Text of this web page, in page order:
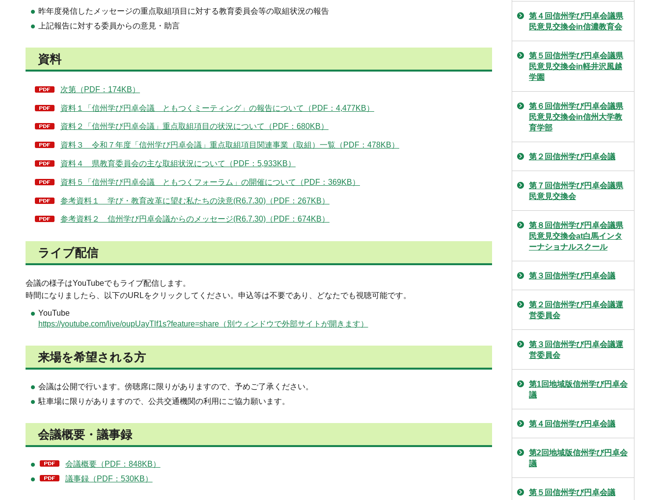
昨年度発信したメッセージの重点取組項目に対する教育委員会等の取組状況の報告
上記報告に対する委員からの意見・助言
資料
次第（PDF：174KB）
資料１「信州学び円卓会議 ともつくミーティング」の報告について（PDF：4,477KB）
資料２「信州学び円卓会議」重点取組項目の状況について（PDF：680KB）
資料３ 令和７年度「信州学び円卓会議」重点取組項目関連事業（取組）一覧（PDF：478KB）
資料４ 県教育委員会の主な取組状況について（PDF：5,933KB）
資料５「信州学び円卓会議 ともつくフォーラム」の開催について（PDF：369KB）
参考資料１ 学び・教育改革に望む私たちの決意(R6.7.30)（PDF：267KB）
参考資料２ 信州学び円卓会議からのメッセージ(R6.7.30)（PDF：674KB）
ライブ配信
会議の様子はYouTubeでもライブ配信します。
時間になりましたら、以下のURLをクリックしてください。申込等は不要であり、どなたでも視聴可能です。
YouTube
https://youtube.com/live/oupUayTlf1s?feature=share（別ウィンドウで外部サイトが開きます）
来場を希望される方
会議は公開で行います。傍聴席に限りがありますので、予めご了承ください。
駐車場に限りがありますので、公共交通機関の利用にご協力願います。
会議概要・議事録
会議概要（PDF：848KB）
議事録（PDF：530KB）
第４回信州学び円卓会議県
民意見交換会in信濃教育会
第５回信州学び円卓会議県
民意見交換会in軽井沢風越
学園
第６回信州学び円卓会議県
民意見交換会in信州大学教
育学部
第２回信州学び円卓会議
第７回信州学び円卓会議県
民意見交換会
第８回信州学び円卓会議県
民意見交換会at白馬インタ
ーナショナルスクール
第３回信州学び円卓会議
第２回信州学び円卓会議運
営委員会
第３回信州学び円卓会議運
営委員会
第1回地域版信州学び円卓会
議
第４回信州学び円卓会議
第2回地域版信州学び円卓会
議
第５回信州学び円卓会議